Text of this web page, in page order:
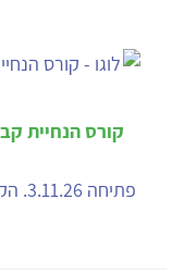
קורס הנחיית